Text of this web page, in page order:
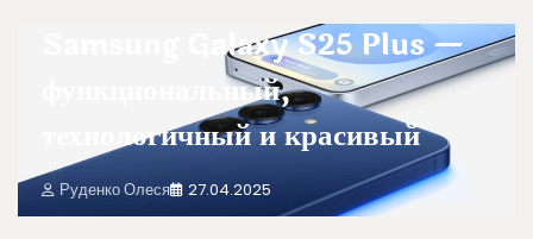
Samsung Galaxy S25 Plus —
функциональный,
технологичный и красивый
Руденко Олеся 27.04.2025